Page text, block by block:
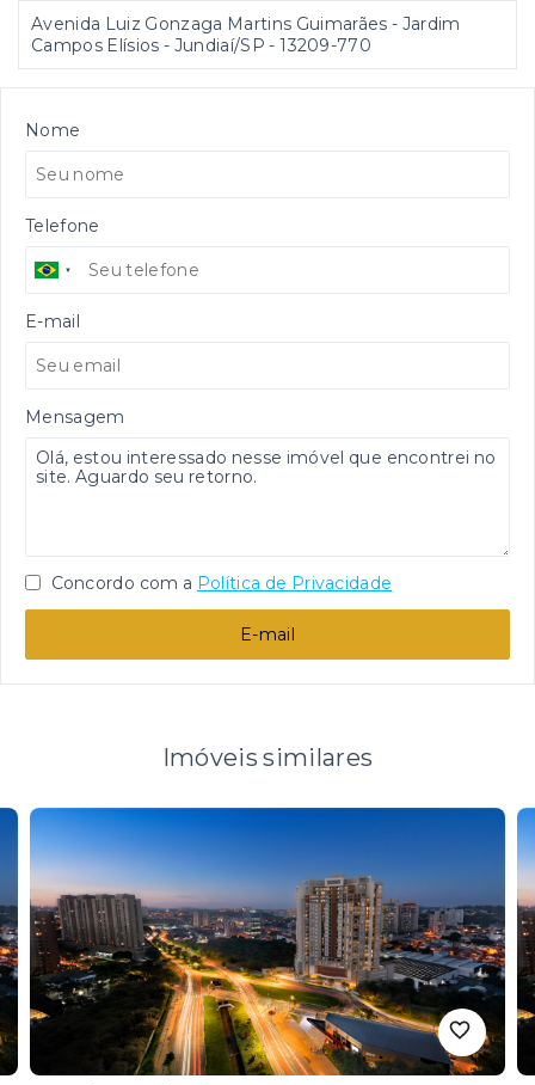
Avenida Luiz Gonzaga Martins Guimarães - Jardim
Campos Elísios - Jundiaí/SP - 13209-770
Nome
Telefone
E-mail
Mensagem
Concordo com a Política de Privacidade
E-mail
Imóveis similares